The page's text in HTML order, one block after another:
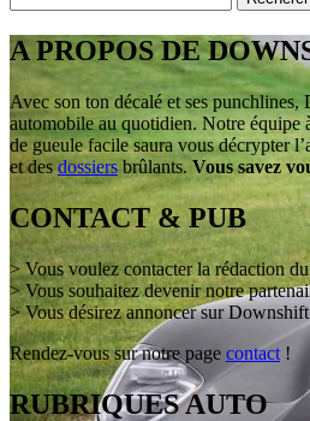
A PROPOS DE
Avec son ton décalé et ses
automobile au quotidien. Notre équipe
de gueule facile saura vous décrypter
et des dossiers brûlants. Vous savez
CONTACT & PUB
> Vous voulez contacter la rédaction
> Vous souhaitez devenir notre
> Vous désirez annoncer sur
Rendez-vous sur notre page contact !
RUBRIQUES AUTO